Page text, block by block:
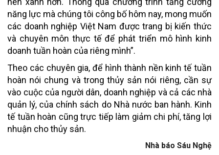
năng lực mà chúng tôi công bố hôm nay, mong muốn
các doanh nghiệp Việt Nam được trang bị kiến thức
và chuyên môn thực tế để phát triển mô hình kinh
doanh tuần hoàn của riêng mình”.
Theo các chuyên gia, để hình thành nền kinh tế tuần
hoàn nói chung và trong thủy sản nói riêng, cần sự
vào cuộc của người dân, doanh nghiệp và cả các nhà
quản lý, của chính sách do Nhà nước ban hành. Kinh
tế tuần hoàn cũng trực tiếp làm giảm chi phí, tăng lợi
nhuận cho thủy sản.
Nhà báo Sáu Nghệ